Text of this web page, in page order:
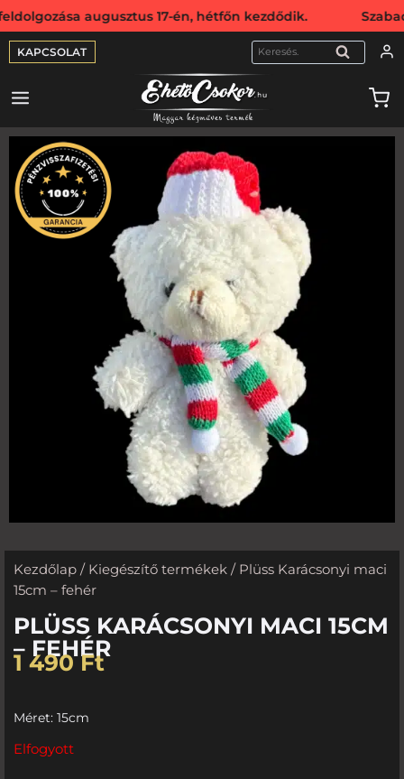
17-én, hétfőn kezdődik.
KAPCSOLAT KERESÉS
Kezdőlap / Kiegészítő termékek / Plüss Karácsonyi maci
15cm – fehér
PLÜSS KARÁCSONYI MACI 15CM
– FEHÉR
1 490Ft
Méret: 15cm
Elfogyott